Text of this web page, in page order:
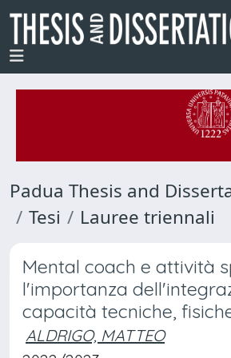
Padua Thesis and
Tesi
Lauree triennali
Mental coach e attività
l'importanza
capacità tecniche,
ALDRIGO, MATTEO